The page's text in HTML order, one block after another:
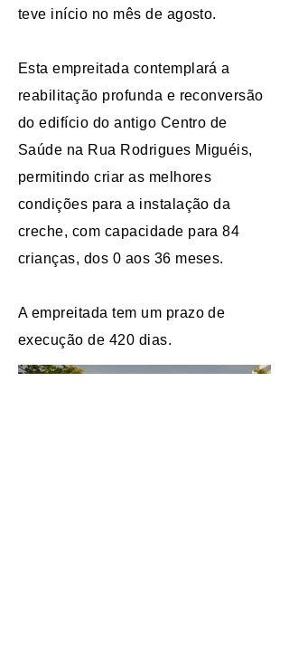
teve início no mês de agosto.
​Esta empreitada contemplará a
reabilitação profunda e reconversão
do edifício do antigo Centro de
Saúde na Rua Rodrigues Miguéis,
permitindo criar as melhores
condições para a instalação da
creche, com capacidade para 84
crianças, dos 0 aos 36 meses.
A empreitada tem um prazo de
execução de 420 dias.